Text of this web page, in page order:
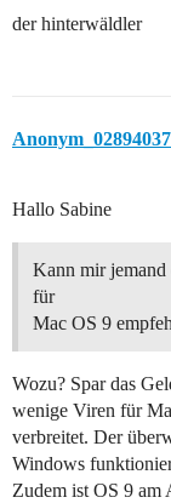
der hinterwäldler
Hallo Sabine
Kann mir jemand
für
Mac OS 9
Wozu? Spar das
wenige Viren für
verbreitet. Der
Windows
Zudem ist OS 9 am